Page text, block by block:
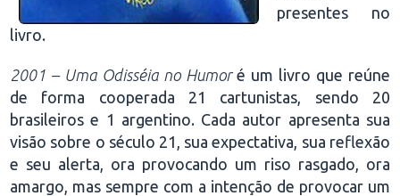
presentes no
livro.
2001 – Uma Odisséia no Humoré um livro que reúne
de forma cooperada 21 cartunistas, sendo 20
brasileiros e 1 argentino. Cada autor apresenta sua
visão sobre o século 21, sua expectativa, sua reflexão
e seu alerta, ora provocando um riso rasgado, ora
amargo, mas sempre com a intenção de provocar um